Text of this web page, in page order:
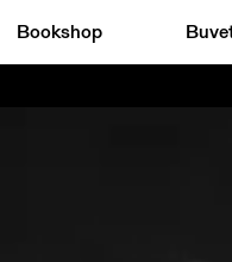
Bookshop